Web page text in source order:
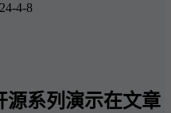
4-8
源系列演示在文章